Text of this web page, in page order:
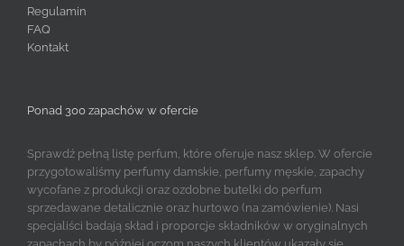
Regulamin
FAQ
Kontakt
Ponad 300 zapachów w ofercie
Sprawdź pełną listę perfum, które oferuje nasz sklep. W ofercie
przygotowaliśmy perfumy damskie, perfumy męskie, zapachy
wycofane z produkcji oraz ozdobne butelki do perfum
sprzedawane detalicznie oraz hurtowo (na zamówienie). Nasi
specjaliści badają skład i proporcje składników w oryginalnych